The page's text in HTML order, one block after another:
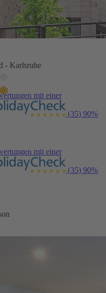
- Karlsruhe
mit einer
(35) 90%
mit einer
(35) 90%